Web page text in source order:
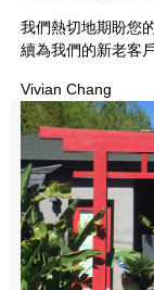
我們熱切地期盼您
續為我們的新老客
Vivian Chang